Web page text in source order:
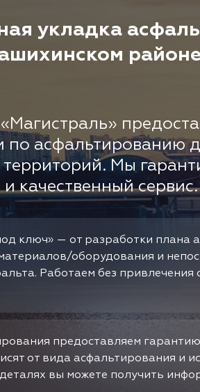
укладка
по асфальтированию
Мы
качественный сервис.
ключ» — от разработки плана
оборудования и
Работаем без привлечения
предоставляем
от вида асфальтирования и
вы можете получить